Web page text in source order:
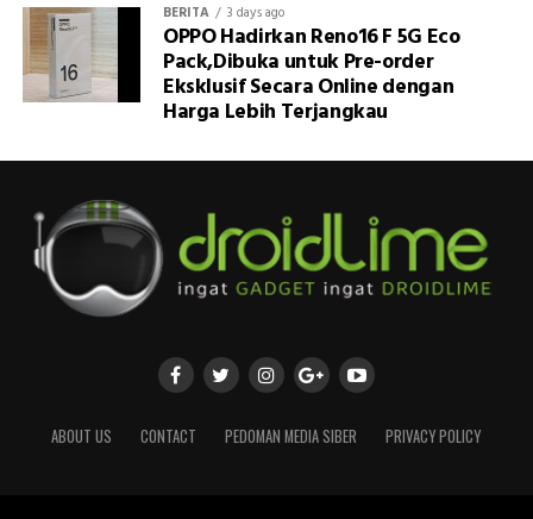
BERITA 3 days ago
OPPO Hadirkan Reno16 F 5G Eco
Pack,Dibuka untuk Pre-order
Eksklusif Secara Online dengan
Harga Lebih Terjangkau
ABOUT US CONTACT PEDOMAN MEDIA SIBER PRIVACY POLICY